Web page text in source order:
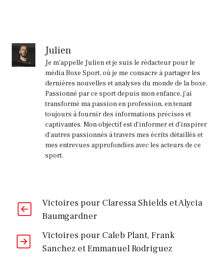
Julien
Je m'appelle Julien et je suis le rédacteur pour le
média Boxe Sport, où je me consacre à partager les
dernières nouvelles et analyses du monde de la boxe.
Passionné par ce sport depuis mon enfance, j'ai
transformé ma passion en profession, en tenant
toujours à fournir des informations précises et
captivantes. Mon objectif est d'informer et d'inspirer
d'autres passionnés à travers mes écrits détaillés et
mes entrevues approfondies avec les acteurs de ce
sport.
Victoires pour Claressa Shields et Alycia
Baumgardner
Victoires pour Caleb Plant, Frank
Sanchez et Emmanuel Rodriguez